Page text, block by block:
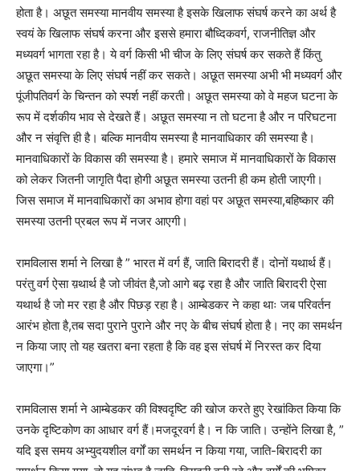
होता है। अछूत समस्या मानवीय समस्या है इसके खिलाफ संघर्ष करने का अर्थ है
स्वयं के खिलाफ संघर्ष करना और इससे हमारा बौध्दिकवर्ग, राजनीतिज्ञ और
मध्यवर्ग भागता रहा है। ये वर्ग किसी भी चीज के लिए संघर्ष कर सकते हैं किंतु
अछूत समस्या के लिए संघर्ष नहीं कर सकते। अछूत समस्या अभी भी मध्यवर्ग और
पूंजीपतिवर्ग के चिन्तन को स्पर्श नहीं करती। अछूत समस्या को वे महज घटना के
रूप में दर्शकीय भाव से देखते हैं। अछूत समस्या न तो घटना है और न परिघटना
और न संवृत्ति ही है। बल्कि मानवीय समस्या है मानवाधिकार की समस्या है।
मानवाधिकारों के विकास की समस्या है। हमारे समाज में मानवाधिकारों के विकास
को लेकर जितनी जागृति पैदा होगी अछूत समस्या उतनी ही कम होती जाएगी।
जिस समाज में मानवाधिकारों का अभाव होगा वहां पर अछूत समस्या,बहिष्कार की
समस्या उतनी प्रबल रूप में नजर आएगी।
रामविलास शर्मा ने लिखा है ” भारत में वर्ग हैं, जाति बिरादरी हैं। दोनों यथार्थ हैं।
परंतु वर्ग ऐसा य़थार्थ है जो जीवंत है,जो आगे बढ़ रहा है और जाति बिरादरी ऐसा
यथार्थ है जो मर रहा है और पिछड़ रहा है। आम्बेडकर ने कहा थाः जब परिवर्तन
आरंभ होता है,तब सदा पुराने पुराने और नए के बीच संघर्ष होता है। नए का समर्थन
न किया जाए तो यह खतरा बना रहता है कि वह इस संघर्ष में निरस्त कर दिया
जाएगा।”
रामविलास शर्मा ने आम्बेडकर की विश्वदृष्टि की खोज करते हुए रेखांकित किया कि
उनके दृष्टिकोण का आधार वर्ग हैं।मजदूरवर्ग है। न कि जाति। उन्होंने लिखा है, ”
यदि इस समय अभ्युदयशील वर्गों का समर्थन न किया गया, जाति-बिरादरी का